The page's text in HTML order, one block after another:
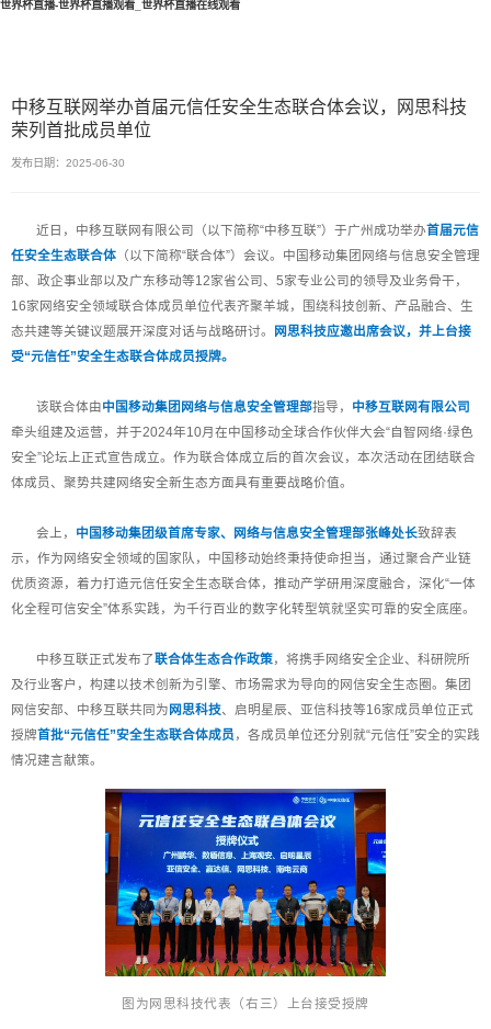
世界杯直播-世界杯直播观看_世界杯直播在线观看
中移互联网举办首届元信任安全生态联合体会议，网思科技
荣列首批成员单位
发布日期：2025-06-30
近日，中移互联网有限公司（以下简称“中移互联”）于广州成功举办首届元信
任安全生态联合体 （以下简称“联合体”）会议。中国移动集团网络与信息安全管理
部、政企事业部以及广东移动等12家省公司、5家专业公司的领导及业务骨干，
16家网络安全领域联合体成员单位代表齐聚羊城，围绕科技创新、产品融合、生
态共建等关键议题展开深度对话与战略研讨。
网思科技应邀出席会议，并上台接
受“元信任”安全生态联合体成员授牌。
该联合体由中国移动集团网络与信息安全管理部指导， 中移互联网有限公司
牵头组建及运营，并于2024年10月在中国移动全球合作伙伴大会“自智网络·绿色
安全”论坛上正式宣告成立。作为联合体成立后的首次会议，本次活动在团结联合
体成员、聚势共建网络安全新生态方面具有重要战略价值。
会上， 中国移动集团级首席专家、网络与信息安全管理部张峰处长致辞表
示，作为网络安全领域的国家队，中国移动始终秉持使命担当，通过聚合产业链
优质资源，着力打造元信任安全生态联合体，推动产学研用深度融合，深化“一体
化全程可信安全”体系实践，为千行百业的数字化转型筑就坚实可靠的安全底座。
中移互联正式发布了联合体生态合作政策，将携手网络安全企业、科研院所
及行业客户，构建以技术创新为引擎、市场需求为导向的网信安全生态圈。集团
网信安部、中移互联共同为 网思科技、启明星辰、亚信科技等16家成员单位正式
授牌首批“元信任”安全生态联合体成员 ，各成员单位还分别就“元信任”安全的实践
情况建言献策。
图为网思科技代表（右三）上台接受授牌